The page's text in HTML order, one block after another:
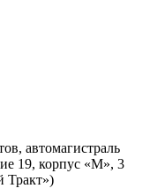
автомагистраль
19, корпус «М», 3
Тракт»)